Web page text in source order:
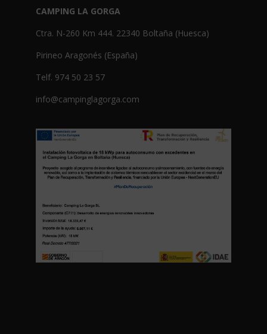
CAMPING LA GORGA
Ctra. N-260 Km 444. 22340 Boltaña (Huesca)
Pirineo Aragonés (España)
Telf. 974 50 23 57
info@campinglagorga.com